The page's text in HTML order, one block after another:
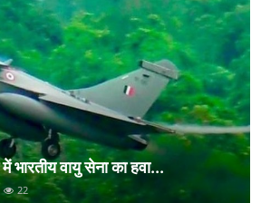
भारतीय वायु सेना का हवा...
22